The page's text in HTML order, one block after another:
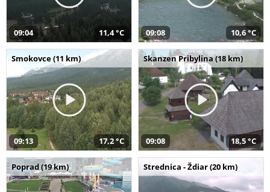
09:04 11,4 °C 09:08 10,6 °C
Smokovce (11 km)
09:13 17,2 °C
Skanzen Pribylina (18 km)
09:08 18,5 °C
Poprad (19 km) Strednica - Ždiar (20 km)